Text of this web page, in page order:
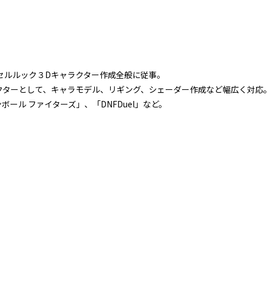
ルルック３Dキャラクター作成全般に従事。
ーとして、キャラモデル、リギング、シェーダー作成など幅広く対応。
ール ファイターズ」、「DNFDuel」など。